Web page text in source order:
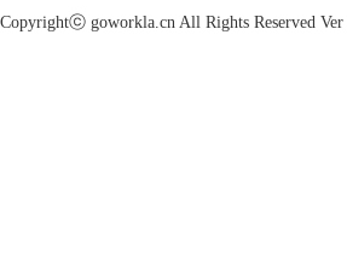
Copyrightⓒ goworkla.cn All Rights Reserved Ver